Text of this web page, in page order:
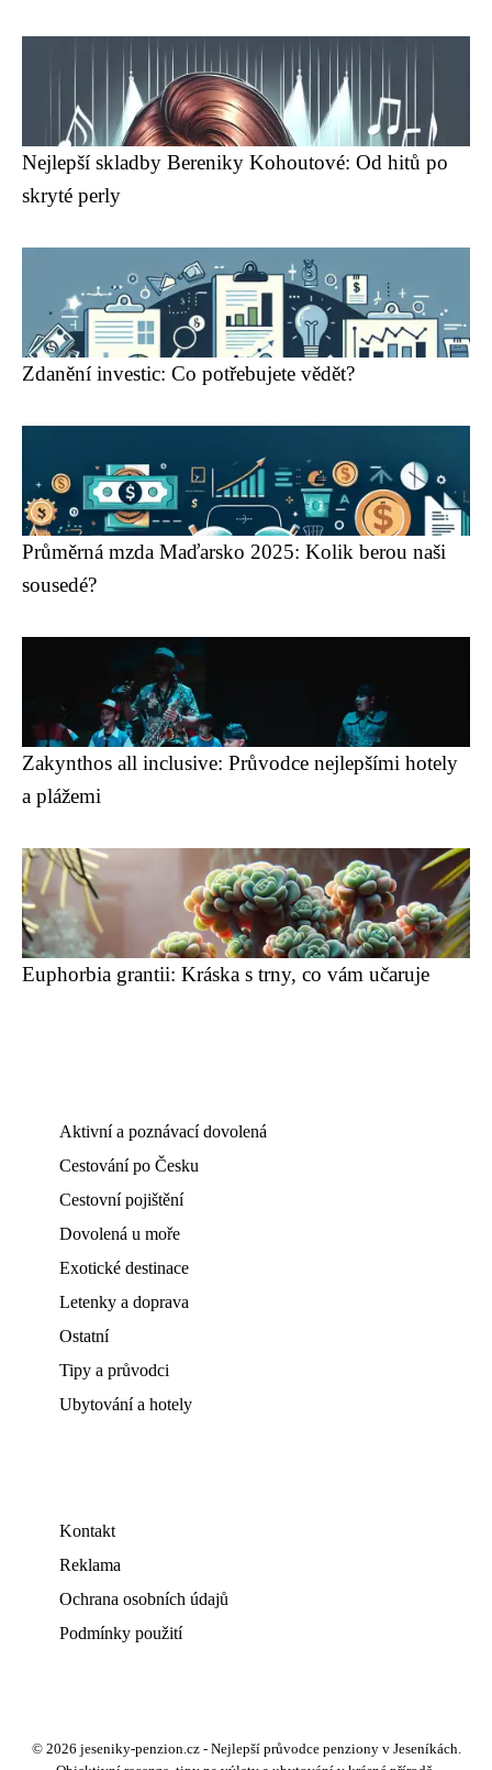
Nejlepší skladby Bereniky Kohoutové: Od hitů po
skryté perly
Zdanění investic: Co potřebujete vědět?
Průměrná mzda Maďarsko 2025: Kolik berou naši
sousedé?
Zakynthos all inclusive: Průvodce nejlepšími hotely
a plážemi
Euphorbia grantii: Kráska s trny, co vám učaruje
Aktivní a poznávací dovolená
Cestování po Česku
Cestovní pojištění
Dovolená u moře
Exotické destinace
Letenky a doprava
Ostatní
Tipy a průvodci
Ubytování a hotely
Kontakt
Reklama
Ochrana osobních údajů
Podmínky použití
© 2026 jeseniky-penzion.cz - Nejlepší průvodce penziony v Jeseníkách.